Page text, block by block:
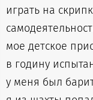
играть на
мое детское
в годину
у меня был